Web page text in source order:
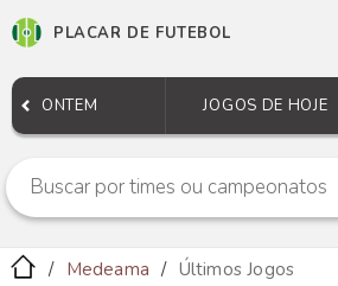
PLACAR DE FUTEBOL
ONTEM JOGOS DE HOJE
Medeama Últimos Jogos